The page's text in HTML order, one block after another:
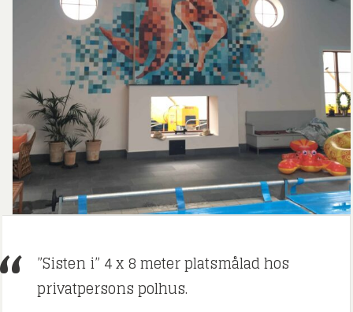
”Sisten i” 4 x 8 meter platsmålad hos
privatpersons polhus.